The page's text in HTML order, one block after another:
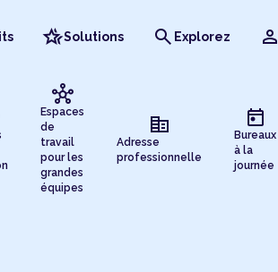
hotel_classSolutions search Explorez person
hub
Espaces
de
travail
pour les
grandes
équipes
corporate_fare
Adresse
professionnelle
today
Bureaux
à la
journée